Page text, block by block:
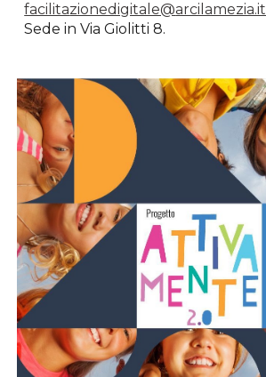
facilitazionedigitale@arcilamezia.it
Sede in Via Giolitti 8.